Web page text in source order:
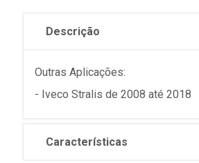
Descrição
Outras Aplicações:
- Iveco Stralis de 2008 até 2018
Características